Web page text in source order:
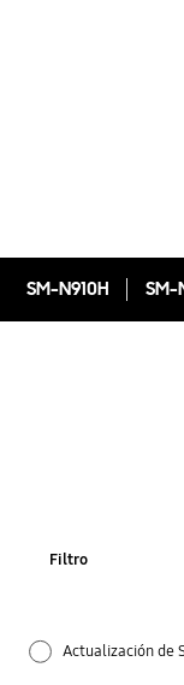
SM-N910H SM-
Filtro
Actualización de